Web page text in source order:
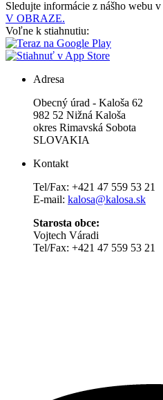
Sledujte informácie z nášho webu v
V OBRAZE.
Voľne k stiahnutiu:
Adresa
Obecný úrad - Kaloša 62
982 52 Nižná Kaloša
okres Rimavská Sobota
SLOVAKIA
Kontakt
Tel/Fax: +421 47 559 53 21
E-mail: kalosa@kalosa.sk
Starosta obce:
Vojtech Váradi
Tel/Fax: +421 47 559 53 21